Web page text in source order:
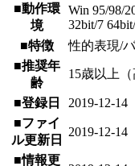
■動作環
境
Win 95/98/
32bit/7
■特徴
性的表現/
■推奨年
齢
15歳以上（
■登録日
2019-12-14
■ファイ
ル更新日
2019-12-14
■情報更